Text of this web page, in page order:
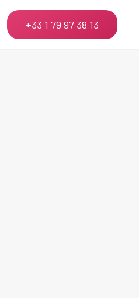
+33 1 79 97 38 13